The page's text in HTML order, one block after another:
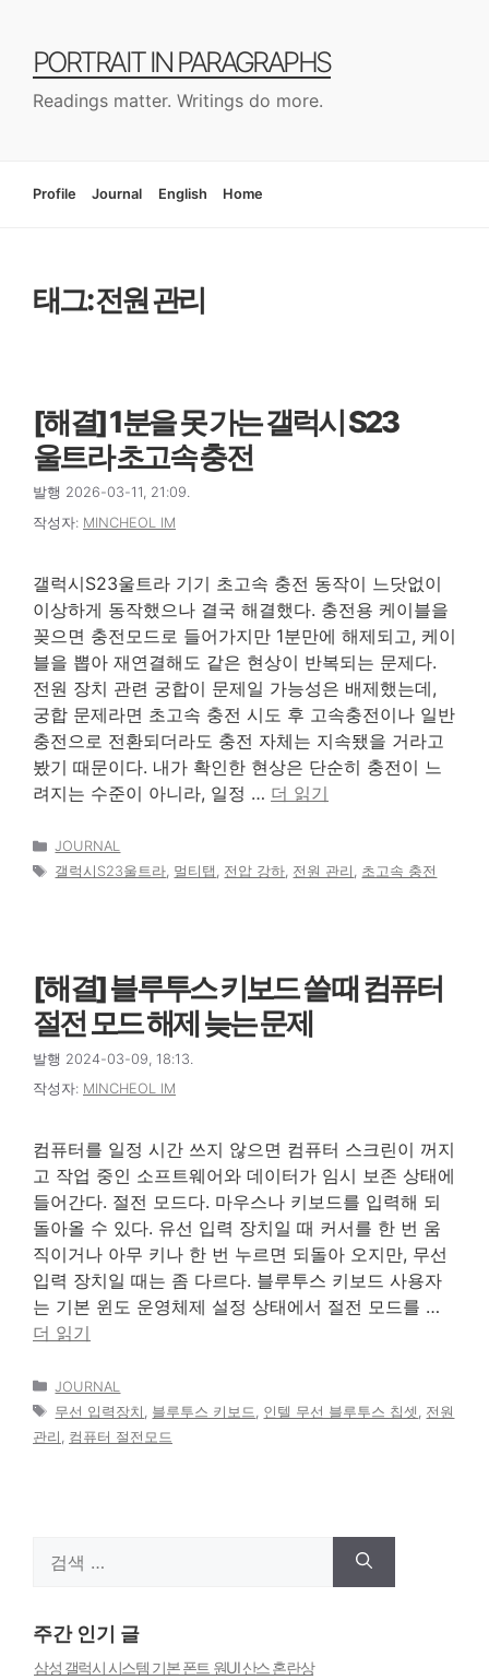
PORTRAIT IN PARAGRAPHS
Readings matter. Writings do more.
Profile Journal English Home
태그: 전원 관리
[해결] 1분을 못 가는 갤럭시 S23
울트라 초고속 충전
발행 2026-03-11, 21:09.
작성자: MINCHEOL IM
갤럭시S23울트라 기기 초고속 충전 동작이 느닷없이
이상하게 동작했으나 결국 해결했다. 충전용 케이블을
꽂으면 충전모드로 들어가지만 1분만에 해제되고, 케이
블을 뽑아 재연결해도 같은 현상이 반복되는 문제다.
전원 장치 관련 궁합이 문제일 가능성은 배제했는데,
궁합 문제라면 초고속 충전 시도 후 고속충전이나 일반
충전으로 전환되더라도 충전 자체는 지속됐을 거라고
봤기 때문이다. 내가 확인한 현상은 단순히 충전이 느
려지는 수준이 아니라, 일정 … 더 읽기
카
테
JOURNAL
태
갤럭시S23울트라, 멀티탭 , 전압 강하, 전원 관리 , 초고속 충전
[해결] 블루투스 키보드 쓸 때 컴퓨터
절전 모드 해제 늦는 문제
발행 2024-03-09, 18:13.
작성자: MINCHEOL IM
컴퓨터를 일정 시간 쓰지 않으면 컴퓨터 스크린이 꺼지
고 작업 중인 소프트웨어와 데이터가 임시 보존 상태에
들어간다. 절전 모드다. 마우스나 키보드를 입력해 되
돌아올 수 있다. 유선 입력 장치일 때 커서를 한 번 움
직이거나 아무 키나 한 번 누르면 되돌아 오지만, 무선
입력 장치일 때는 좀 다르다. 블루투스 키보드 사용자
는 기본 윈도 운영체제 설정 상태에서 절전 모드를 …
더 읽기
카
테
고
리
JOURNAL
태
그
무선 입력장치 블루투스 키보드 인텔 무선 블루투스 칩셋
전원
관리
컴퓨터 절전모드
주간 인기 글
삼성 갤럭시 시스템 기본 폰트 원UI 산스 혼란상